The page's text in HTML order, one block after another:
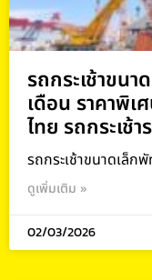
รถกระเช้าขนา
เดือน ราคาพิเ
ไทย รถกระเช้
รถกระเช้าขนาดเล็กพั
ดูเพิ่มเติม »
02/03/2026